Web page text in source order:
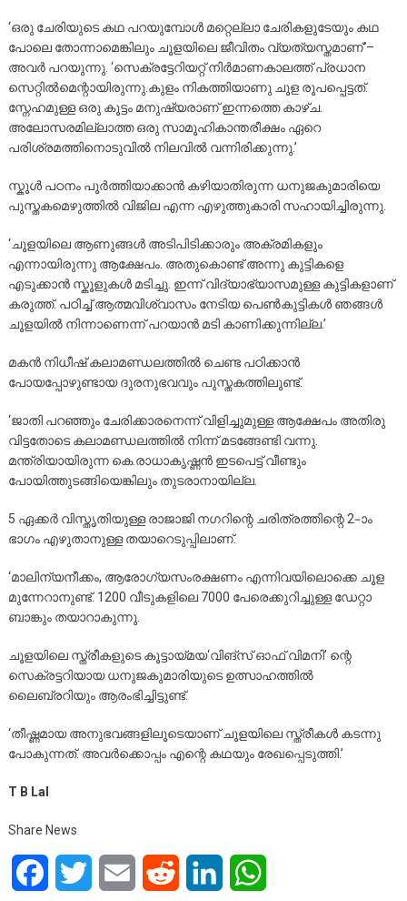
‘ഒരു ചേരിയുടെ കഥ പറയുമ്പോൾ മറ്റെല്ലാ ചേരികളുടേയും കഥ
പോലെ തോന്നാമെങ്കിലും ചൂളയിലെ ജീവിതം വ്യത്യസ്തമാണ്’–
അവർ പറയുന്നു. ‘സെക്രട്ടേറിയറ്റ് നിർമാണകാലത്ത് പ്രധാന
സെറ്റിൽമെന്റായിരുന്നു.കുളം നികത്തിയാണു ചൂള രൂപപ്പെട്ടത്.
സ്നേഹമുള്ള ഒരു കൂട്ടം മനുഷ്യരാണ് ഇന്നത്തെ കാഴ്ച.
അലോസരമില്ലാത്ത ഒരു സാമൂഹികാന്തരീക്ഷം ഏറെ
പരിശ്രമത്തിനൊടുവിൽ നിലവിൽ വന്നിരിക്കുന്നു.’
സ്കൂൾ പഠനം പൂർത്തിയാക്കാൻ കഴിയാതിരുന്ന ധനുജകുമാരിയെ
പുസ്തകമെഴുത്തിൽ വിജില എന്ന എഴുത്തുകാരി സഹായിച്ചിരുന്നു.
‘ചൂളയിലെ ആണുങ്ങൾ അടിപിടിക്കാരും അക്രമികളും
എന്നായിരുന്നു ആക്ഷേപം. അതുകൊണ്ട് അന്നു കുട്ടികളെ
എടുക്കാൻ സ്കൂളുകൾ മടിച്ചു. ഇന്ന് വിദ്യാഭ്യാസമുള്ള കുട്ടികളാണ്
കരുത്ത്. പഠിച്ച് ആത്മവിശ്വാസം നേടിയ പെൺകുട്ടികൾ ഞങ്ങൾ
ചൂളയിൽ നിന്നാണെന്ന് പറയാൻ മടി കാണിക്കുന്നില്ല.’
മകൻ നിധീഷ് കലാമണ്ഡലത്തിൽ ചെണ്ട പഠിക്കാൻ
പോയപ്പോഴുണ്ടായ ദുരനുഭവവും പുസ്തകത്തിലുണ്ട്.
‘ജാതി പറഞ്ഞും ചേരിക്കാരനെന്ന് വിളിച്ചുമുള്ള ആക്ഷേപം അതിരു
വിട്ടതോടെ കലാമണ്ഡലത്തിൽ നിന്ന് മടങ്ങേണ്ടി വന്നു.
മന്ത്രിയായിരുന്ന കെ.രാധാകൃഷ്ണൻ ഇടപെട്ട് വീണ്ടും
പോയിത്തുടങ്ങിയെങ്കിലും തുടരാനായില്ല.
5 ഏക്കർ വിസ്തൃതിയുള്ള രാജാജി നഗറിന്റെ ചരിത്രത്തിന്റെ 2–ാം
ഭാഗം എഴുതാനുള്ള തയാറെടുപ്പിലാണ്.
‘മാലിന്യനീക്കം, ആരോഗ്യസംരക്ഷണം എന്നിവയിലൊക്കെ ചൂള
മുന്നേറാനുണ്ട്. 1200 വീടുകളിലെ 7000 പേരെക്കുറിച്ചുള്ള ഡേറ്റാ
ബാങ്കും തയാറാകുന്നു.
ചൂളയിലെ സ്ത്രീകളുടെ കൂട്ടായ്മയ‘വിങ്സ് ഓഫ് വിമനി’ ന്റെ
സെക്രട്ടറിയായ ധനുജകുമാരിയുടെ ഉത്സാഹത്തിൽ
ലൈബ്രറിയും ആരംഭിച്ചിട്ടുണ്ട്.
‘തീഷ്ണമായ അനുഭവങ്ങളിലൂടെയാണ് ചൂളയിലെ സ്ത്രീകൾ കടന്നു
പോകുന്നത്. അവർക്കൊപ്പം എന്റെ കഥയും രേഖപ്പെടുത്തി.’
T B Lal
Share News
FacebookTwitter Email Reddit LinkedIn